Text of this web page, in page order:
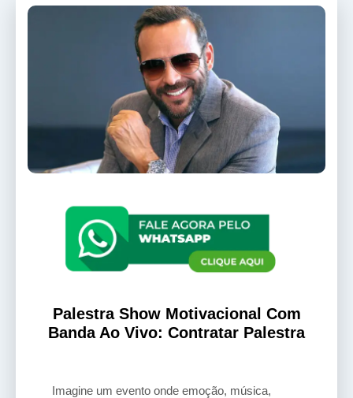
Palestra Show Motivacional Com
Banda Ao Vivo: Contratar Palestra
Imagine um evento onde emoção, música,